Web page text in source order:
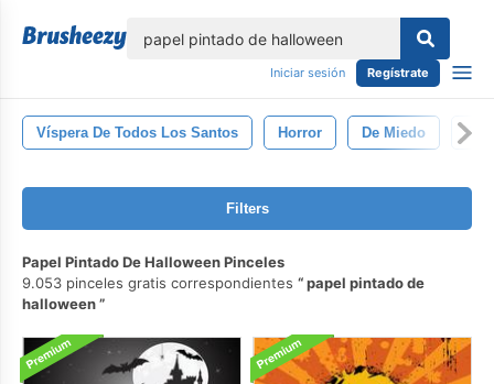
Iniciar sesión Regístrate
Víspera De Todos Los Santos Horror De Miedo
Filters
Papel Pintado De Halloween Pinceles
9.053 pinceles gratis correspondientes
papel pintado de
halloween